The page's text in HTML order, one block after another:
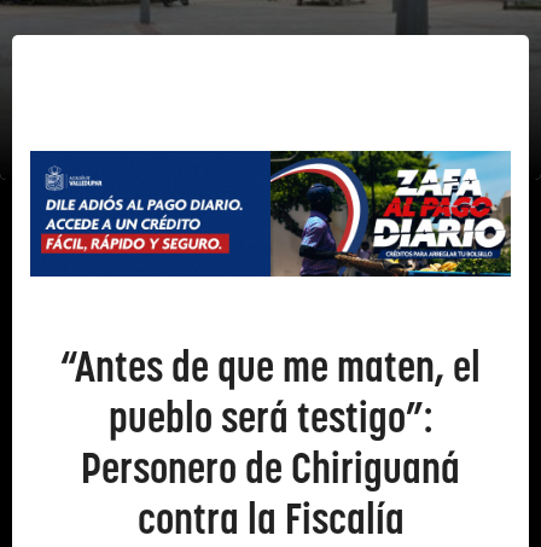
“Antes de que me maten, el
pueblo será testigo”:
Personero de Chiriguaná
contra la Fiscalía